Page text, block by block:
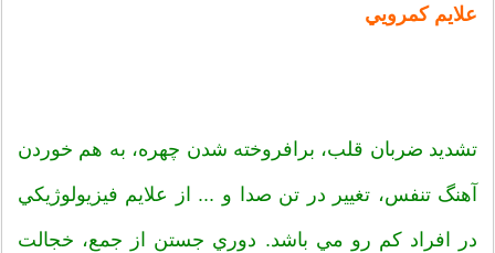
علايم کمرويي
تشديد ضربان قلب، برافروخته شدن چهره، به هم خوردن
آهنگ تنفس، تغيير در تن صدا و ... از علايم فيزيولوژيکي
در افراد کم رو مي باشد. دوري جستن از جمع، خجالت